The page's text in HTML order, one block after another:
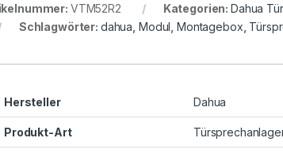
VTM52R2 Kategorien: Dahua
Schlagwörter: dahua, Modul, Montagebox,
Hersteller Dahua
Produkt-Art